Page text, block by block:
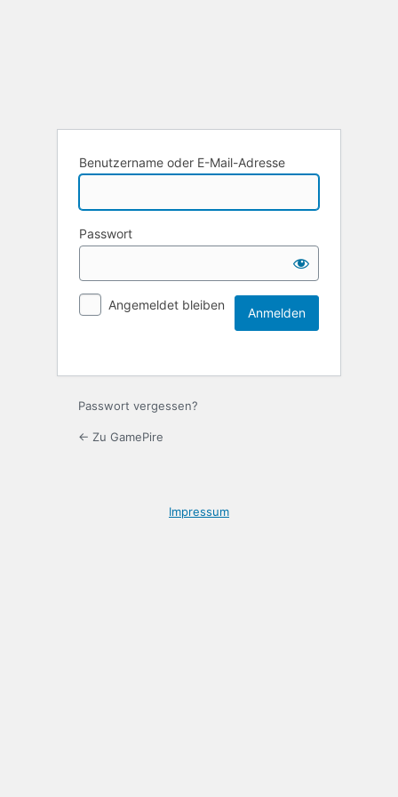
Benutzername oder E-Mail-Adresse
Passwort
Angemeldet bleiben
Passwort vergessen?
← Zu GamePire
Impressum